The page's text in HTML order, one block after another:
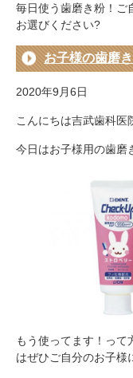
毎日使う歯磨き粉！ご
お選びください?
お子様の歯磨き
2020年9月6日
こんにちは吉武歯科医
今日はお子様用の歯磨
もう使ってます！って
はぜひご自分のお子様